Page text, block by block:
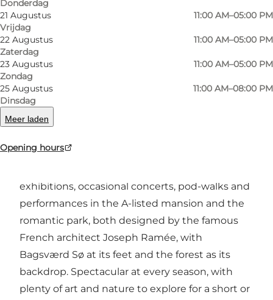
Donderdag
21 Augustus
Vrijdag
11:00 AM–05:00 PM
22 Augustus
Zaterdag
11:00 AM–05:00 PM
23 Augustus
Zondag
11:00 AM–05:00 PM
25 Augustus
Dinsdag
11:00 AM–08:00 PM
Meer laden
Opening hours
The bespoke Sophienholm spirit was created
back in the so called Danish Golden Age, when
gathered at the famous Sophienholm Salons.
exhibitions, occasional concerts, pod-walks and
performances in the A-listed mansion and the
romantic park, both designed by the famous
French architect Joseph Ramée, with
Bagsværd Sø at its feet and the forest as its
backdrop. Spectacular at every season, with
plenty of art and nature to explore for a short or